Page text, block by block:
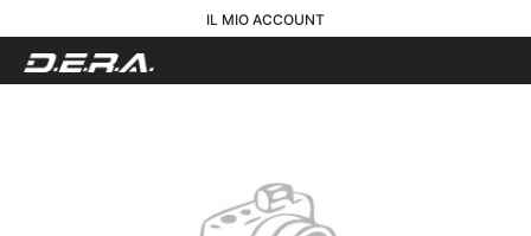
IL MIO ACCOUNT